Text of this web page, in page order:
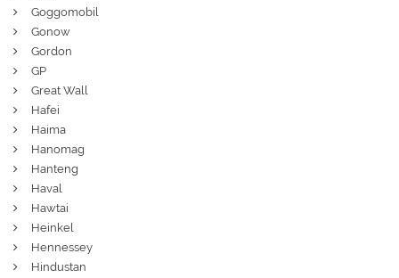
Goggomobil
Gonow
Gordon
GP
Great Wall
Hafei
Haima
Hanomag
Hanteng
Haval
Hawtai
Heinkel
Hennessey
Hindustan